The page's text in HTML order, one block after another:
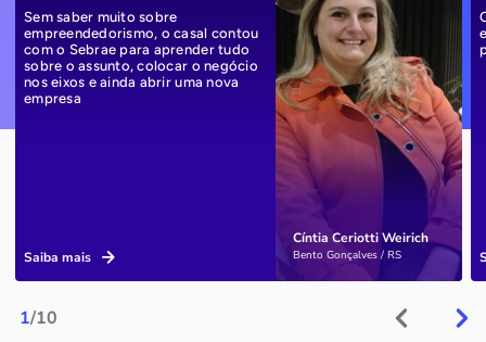
1/10
Cíntia Ceriotti Weirich
Bento Gonçalves / RS
Sem saber muito sobre
empreendedorismo, o casal contou
com o Sebrae para aprender tudo
sobre o assunto, colocar o negócio
nos eixos e ainda abrir uma nova
empresa
Saiba mais